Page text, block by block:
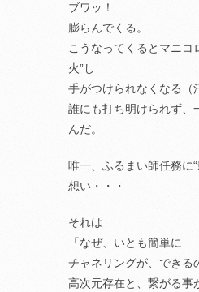
ブワッ！
膨らんでくる。
こうなってくるとマニコ
火”し
手がつけられなくなる（
誰にも打ち明けられず、
んだ。
唯一、ふるまい師任務に
想い・・・
それは
「なぜ、いとも簡単に
チャネリングが、できる
高次元存在と、繋がる事